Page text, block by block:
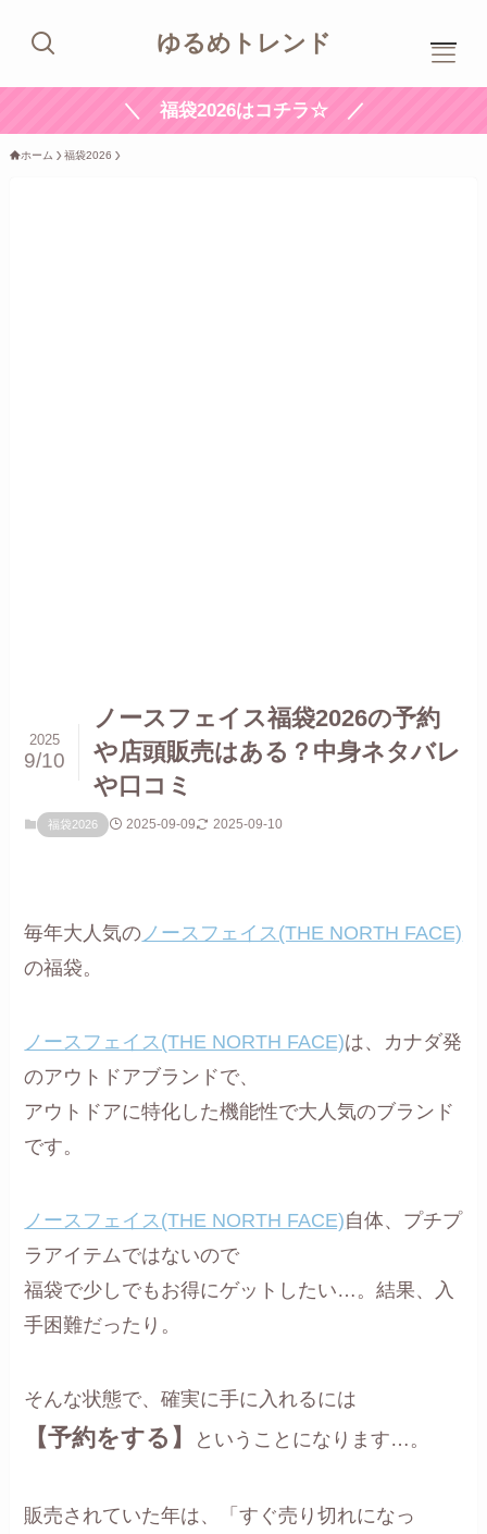
ゆるめトレンド
＼ 福袋2026はコチラ☆ ／
ホーム 福袋2026
ノースフェイス福袋2026の予約
や店頭販売はある？中身ネタバレ
や口コミ
2025
9/10
福袋2026 2025-09-09 2025-09-10
毎年大人気のノースフェイス(THE NORTH FACE)
の福袋。
ノースフェイス(THE NORTH FACE)は、カナダ発
のアウトドアブランドで、
アウトドアに特化した機能性で大人気のブランド
です。
ノースフェイス(THE NORTH FACE)自体、プチプ
ラアイテムではないので
福袋で少しでもお得にゲットしたい…。結果、入
手困難だったり。
そんな状態で、確実に手に入れるには
【予約をする】 ということになります…。
販売されていた年は、「すぐ売り切れになっ